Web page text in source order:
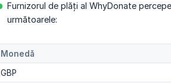
Furnizorul de plăți al WhyDonate
următoarele:
Monedă
GBP